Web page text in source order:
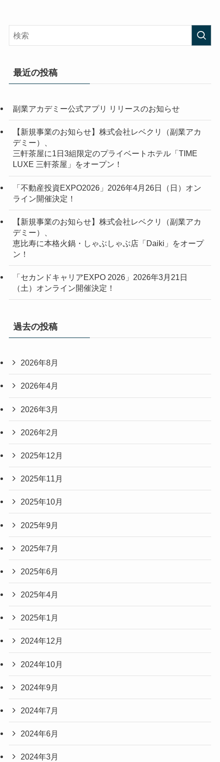
最近の投稿
副業アカデミー公式アプリ リリースのお知らせ
【新規事業のお知らせ】株式会社レベクリ（副業アカ
デミー）、
三軒茶屋に1日3組限定のプライベートホテル「TIME
LUXE 三軒茶屋」をオープン！
「不動産投資EXPO2026」2026年4月26日（日）オン
ライン開催決定！
【新規事業のお知らせ】株式会社レベクリ（副業アカ
デミー）、
恵比寿に本格火鍋・しゃぶしゃぶ店「Daiki」をオープ
ン！
「セカンドキャリアEXPO 2026」2026年3月21日
（土）オンライン開催決定！
過去の投稿
2026年8月
2026年4月
2026年3月
2026年2月
2025年12月
2025年11月
2025年10月
2025年9月
2025年7月
2025年6月
2025年4月
2025年1月
2024年12月
2024年10月
2024年9月
2024年7月
2024年6月
2024年3月